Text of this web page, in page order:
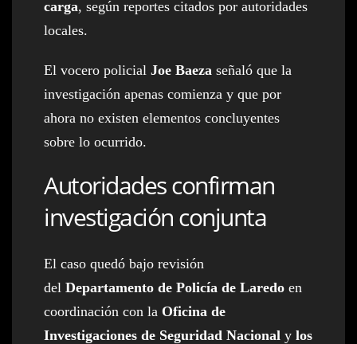
carga, según reportes citados por autoridades
locales.
El vocero policial Joe Baeza señaló que la
investigación apenas comienza y que por
ahora no existen elementos concluyentes
sobre lo ocurrido.
Autoridades confirman
investigación conjunta
El caso quedó bajo revisión
del Departamento de Policía de Laredo en
coordinación con la Oficina de
Investigaciones de Seguridad Nacional y los